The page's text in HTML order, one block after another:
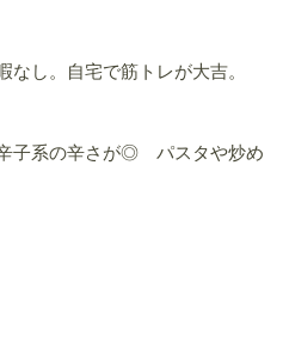
なし。自宅で筋トレが大吉。
子系の辛さが◎ パスタや炒め